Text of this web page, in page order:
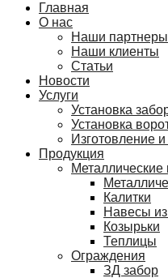
Главная
О нас
Наши партнеры
Наши клиенты
Статьи
Новости
Услуги
Установка
Установка
Изготовление
Продукция
Металлические
Калитки
Навесы
Козырьки
Теплицы
Ограждения
ЗД забор